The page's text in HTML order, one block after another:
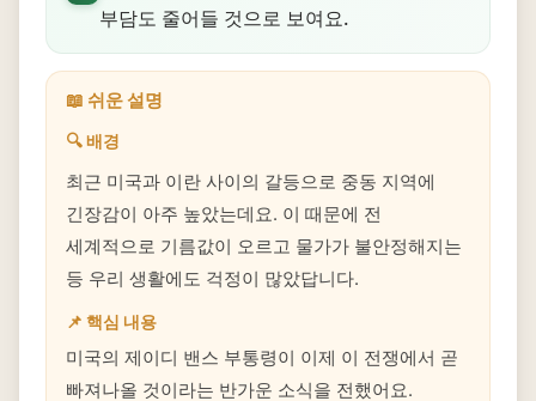
부담도 줄어들 것으로 보여요.
📖 쉬운 설명
🔍 배경
최근 미국과 이란 사이의 갈등으로 중동 지역에
긴장감이 아주 높았는데요. 이 때문에 전
세계적으로 기름값이 오르고 물가가 불안정해지는
등 우리 생활에도 걱정이 많았답니다.
📌 핵심 내용
미국의 제이디 밴스 부통령이 이제 이 전쟁에서 곧
빠져나올 것이라는 반가운 소식을 전했어요.